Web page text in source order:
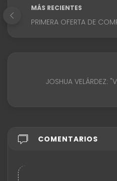
MÁS RECIENTES
PRIMERA OFERTA DE
JOSHUA VELÁRDEZ:
COMENTARIOS